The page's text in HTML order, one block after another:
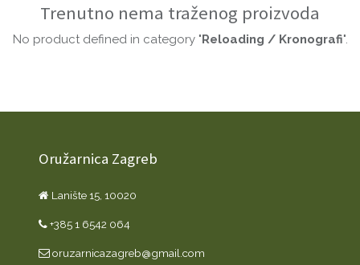
Trenutno nema traženog proizvoda
No product defined in category "Reloading / Kronografi".
Oružarnica Zagreb
Lanište 15, 10020
+385 1 6542 064
oruzarnicazagreb@gmail.com